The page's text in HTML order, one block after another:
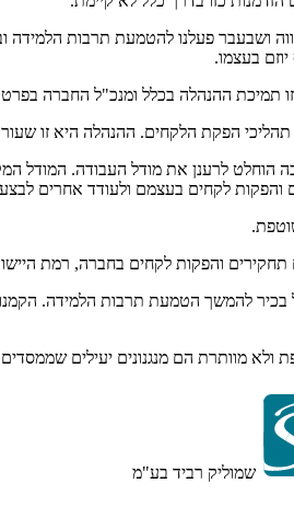
בעצמו.
תמיכת ההנהלה בכלל ומנכ"ל החברה
תהליכי הפקת הלקחים. ההנהלה היא זו
לקחים בעצמם ולעודד אחרים
והפקות לקחים בחברה, רמת
מוותרת הם מנגנונים יעילים
שמוליק רביד בע"מ